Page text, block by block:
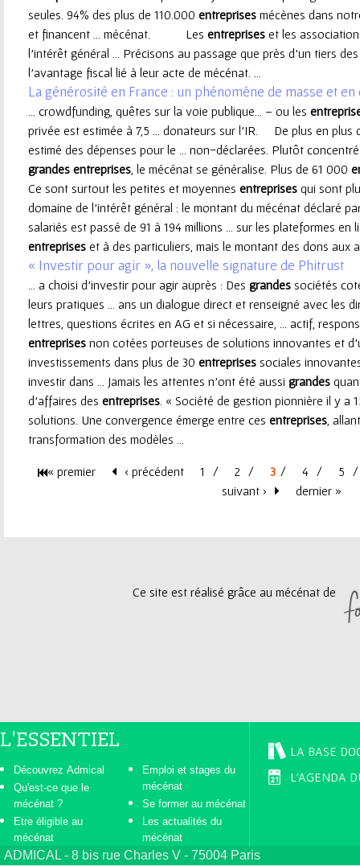
seules. 94% des plus de 110.000 entreprises mécènes dans
et financent ... mécénat. Les entreprises et les
l'intérêt général ... Précisons au passage que près d'un tiers
l'avantage fiscal lié à leur acte de mécénat. ...
La générosité en France : un phénomène de masse et
... crowdfunding, quêtes sur la voie publique… – ou les
privée est estimée à 7,5 ... donateurs sur l’IR. De plus en plus
estimé des dépenses pour le ... non-déclarées. Plutôt
grandes entreprises , le mécénat se généralise. Plus de 61 000
Ce sont surtout les petites et moyennes entreprises qui sont
domaine de l’intérêt général : le montant du mécénat déclaré
salariés est passé de 91 à 194 millions ... sur les plateformes en
entreprises et à des particuliers, mais le montant des dons aux
« Investir pour agir », la nouvelle signature de Phitrust
... a choisi d’investir pour agir auprès : Des grandes sociétés
leurs pratiques ... ans un dialogue direct et renseigné avec les
lettres, questions écrites en AG et si nécessaire, ... actif,
entreprises non cotées porteuses de solutions innovantes et
investissements dans plus de 30 entreprises sociales
investir dans ... Jamais les attentes n’ont été aussi grandes
d’affaires des entreprises . « Société de gestion pionnière il y a
solutions. Une convergence émerge entre ces entreprises ,
transformation des modèles ...
« premier ‹ précédent 1 2 3 4
5
suivant ›
dernier »
Ce site est réalisé grâce au mécénat de
L'ESSENTIEL
Découvrez Admical
Qu'est-ce que le
mécénat ?
Etre éligible au
mécénat
Emploi et stages du
mécénat
Se former au mécénat
Les actualités du
mécénat
LA BASE
L'AGENDA
ADMICAL - 8 bis rue Charles V - 75004 Paris